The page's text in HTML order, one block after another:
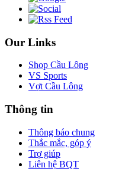
Our Links
Shop Cầu Lông
VS Sports
Vợt Cầu Lông
Thông tin
Thông báo chung
Thắc mắc, góp ý
Trợ giúp
Liên hệ BQT